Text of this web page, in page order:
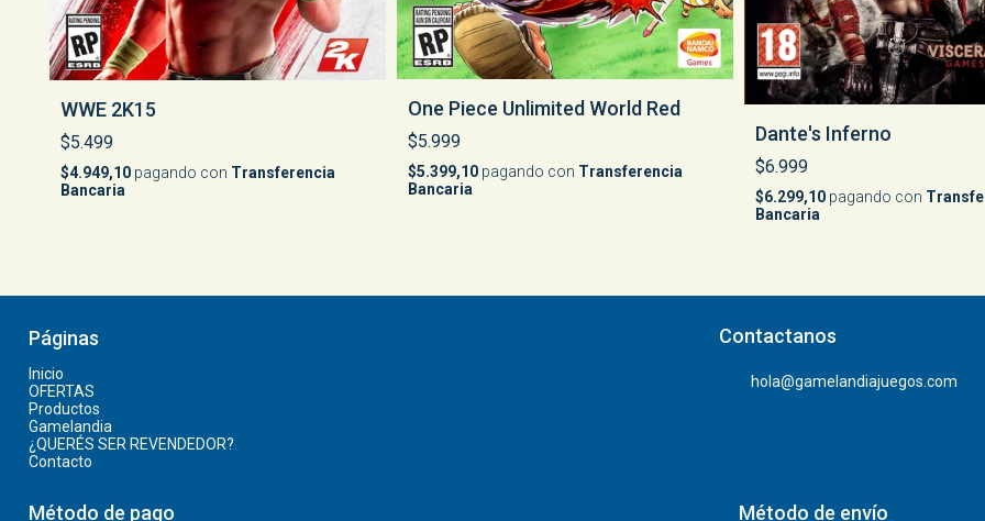
WWE 2K15
$5.499
$4.949,10 pagando con Transferencia
Bancaria
One Piece Unlimited World Red
$5.999
$5.399,10 pagando con Transferencia
Bancaria
Dante's Inferno
$6.999
$6.299,10 pagando con
Bancaria
Páginas
Inicio
OFERTAS
Productos
Gamelandia
¿QUERÉS SER REVENDEDOR?
Contacto
Contactanos
hola@gamelandiajuegos.com
Método de pago Método de envío